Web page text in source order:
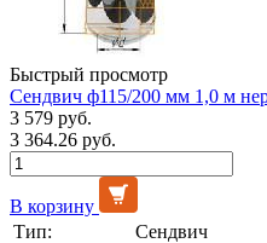
Быстрый просмотр
Сендвич ф115/200 мм 1,0 м
3 579 руб.
3 364.26 руб.
В корзину
Тип:
Сендвич